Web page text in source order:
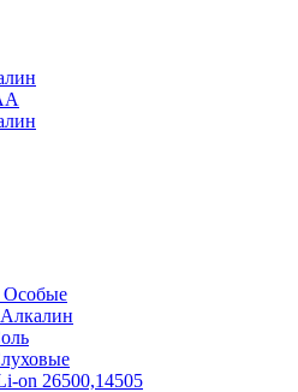
Особые
on 26500,14505